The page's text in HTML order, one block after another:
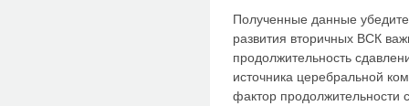
Полученные данные
развития вторичных ВСК
продолжительность
источника церебральной
фактор